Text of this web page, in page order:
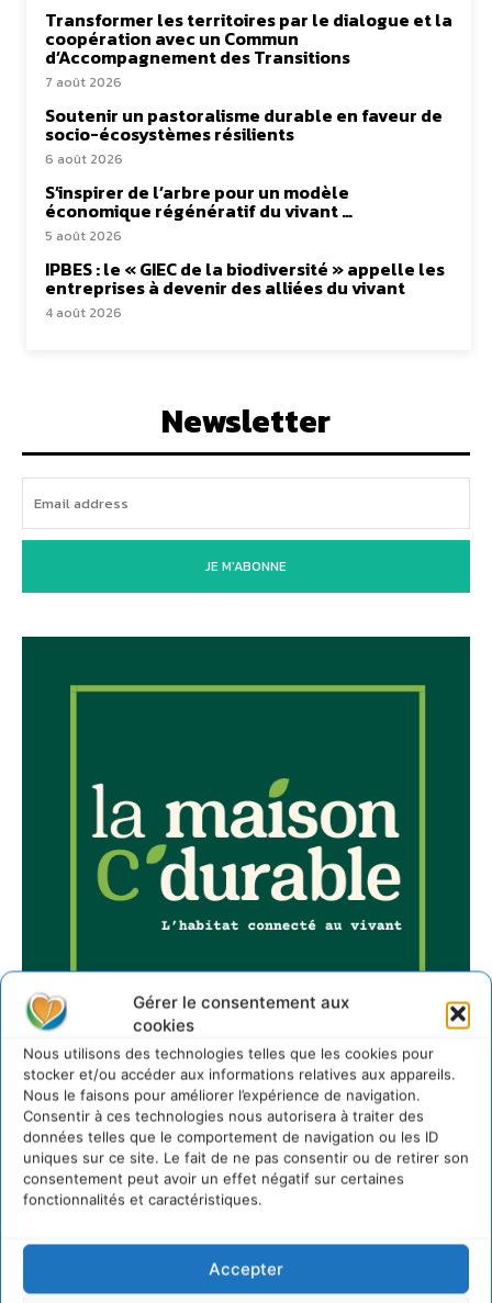
Gérer le consentement aux
cookies
Nous utilisons des technologies telles que les cookies pour
stocker et/ou accéder aux informations relatives aux appareils.
Nous le faisons pour améliorer l’expérience de navigation.
Consentir à ces technologies nous autorisera à traiter des
données telles que le comportement de navigation ou les ID
uniques sur ce site. Le fait de ne pas consentir ou de retirer son
consentement peut avoir un effet négatif sur certaines
fonctionnalités et caractéristiques.
Accepter
Transformer les territoires par le dialogue et la
coopération avec un Commun
d’Accompagnement des Transitions
7 août 2026
Soutenir un pastoralisme durable en faveur de
socio-écosystèmes résilients
6 août 2026
S’inspirer de l’arbre pour un modèle
économique régénératif du vivant …
5 août 2026
IPBES : le « GIEC de la biodiversité » appelle les
entreprises à devenir des alliées du vivant
4 août 2026
Newsletter
JE M'ABONNE
Sur Cdurable
hydrique et déréglé tout le territoire (2020-2026)